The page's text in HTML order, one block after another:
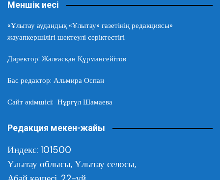
Меншік иесі
«Ұлытау аудандық «Ұлытау» газетінің редакциясы»
жауапкершілігі шектеулі серіктестігі
Директор: Жалғасқан Құрмансейітов
Бас редактор: Альмира Оспан
Сайт әкімшісі: Нұргүл Шамаева
Редакция мекен-жайы
Индекс: 101500
Ұлытау облысы, Ұлытау селосы,